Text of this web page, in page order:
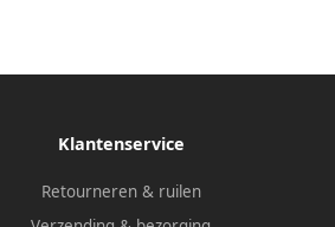
Klantenservice
Retourneren & ruilen